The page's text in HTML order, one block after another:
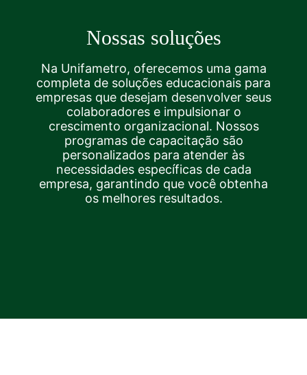
Nossas soluções
Na Unifametro, oferecemos uma gama
completa de soluções educacionais para
empresas que desejam desenvolver seus
colaboradores e impulsionar o
crescimento organizacional. Nossos
programas de capacitação são
personalizados para atender às
necessidades específicas de cada
empresa, garantindo que você obtenha
os melhores resultados.